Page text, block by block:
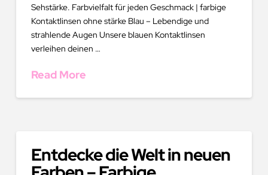
Sehstärke. Farbvielfalt für jeden Geschmack | farbige
Kontaktlinsen ohne stärke Blau – Lebendige und
strahlende Augen Unsere blauen Kontaktlinsen
verleihen deinen …
Read More
Entdecke die Welt in neuen